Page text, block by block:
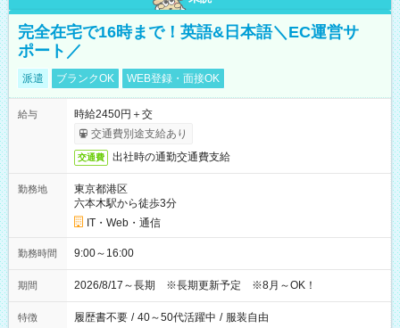
完全在宅で16時まで！英語&日本語＼EC運営サ
ポート／
派遣 ブランクOK WEB登録・面接OK
給与
時給2450円＋交
交通費別途支給あり
交通費 出社時の通勤交通費支給
勤務地
東京都港区
六本木駅から徒歩3分
IT・Web・通信
勤務時間 9:00～16:00
期間 2026/8/17～長期 ※長期更新予定 ※8月～OK！
特徴 履歴書不要 / 40～50代活躍中 / 服装自由